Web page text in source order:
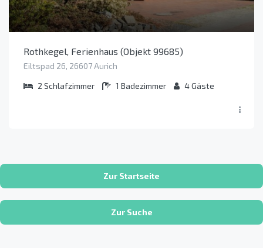
Rothkegel, Ferienhaus (Objekt 99685)
Eiltspad 26, 26607 Aurich
2 Schlafzimmer 1 Badezimmer 4Gäste
Zur Startseite
Zur Suche